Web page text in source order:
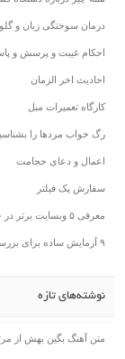
درمان سوختگی زبان و گلو
احکام غیبت و پرسش و
احادیث اخر الزمان
کارگاه تعمیرات مبل
رگ خواب مردها را
اعمال و دعای حجامت
سفارش پک فیلتر
معرفی ۵ وبسایت برتر در حوزه تکنولوژی و دیجیتال مارکتینگ
۹ آزمایش ساده برای بررسی سلامتی شما
نوشته‌های تازه
متن آهنگ بگین بهش از